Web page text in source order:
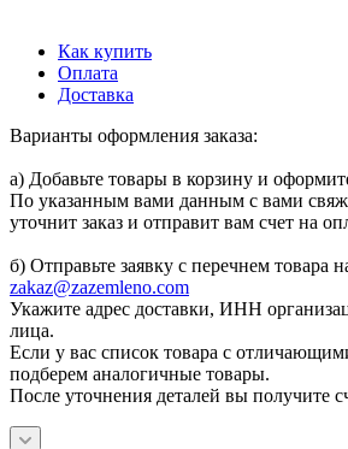
Как купить
Оплата
Доставка
Варианты оформления заказа:
а) Добавьте товары в корзину и
По указанным вами данным с вами
уточнит заказ и отправит вам счет на
б) Отправьте заявку с перечнем товара
zakaz@zazemleno.com
Укажите адрес доставки, ИНН
лица.
Если у вас список товара с
подберем аналогичные товары.
После уточнения деталей вы получите